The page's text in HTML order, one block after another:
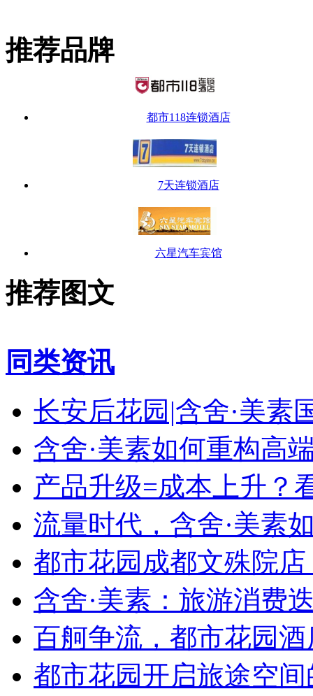
推荐品牌
都市118连锁酒店
7天连锁酒店
六星汽车宾馆
推荐图文
同类资讯
长安后花园|含舍·美素
含舍·美素如何重构高
产品升级=成本上升？
流量时代，含舍·美素
都市花园成都文殊院
含舍·美素：旅游消费
百舸争流，都市花园
都市花园开启旅途空间